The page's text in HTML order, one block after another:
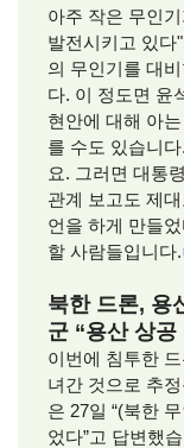
아주 작은 무인
발전시키고 있다
의 무인기를 대
다. 이 정도면 윤
현안에 대해 아
를 수도 있습니
요. 그러면 대통
관계 보고도 제
언을 하게 만들
할 사람들입니다.
북한 드론, 용
군 “용산 상공
이번에 침투한
녀간 것으로 추
은 27일 “(북한
었다”고 답변했